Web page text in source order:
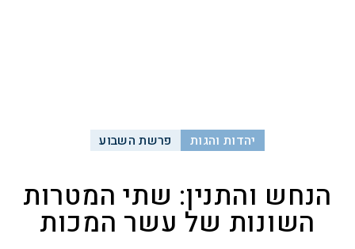
יהדות והגות פרשת השבוע
הנחש והתנין: שתי המטרות
השונות של עשר המכות